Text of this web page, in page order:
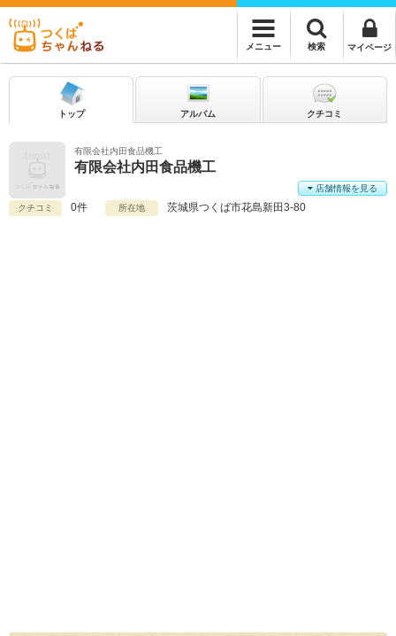
メニュー 検索 マイページ
有限会社内田食品機工
有限会社内田食品機工
クチコミ 0件 所在地 茨城県つくば市花島新田3-80
店舗情報を見る
トップ アルバム クチコミ